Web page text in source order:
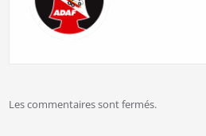
Les commentaires sont fermés.